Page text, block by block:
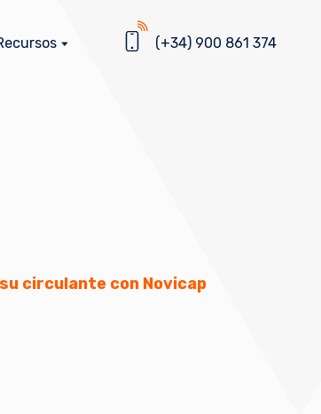
(+34) 900 861 374
circulante con Novicap